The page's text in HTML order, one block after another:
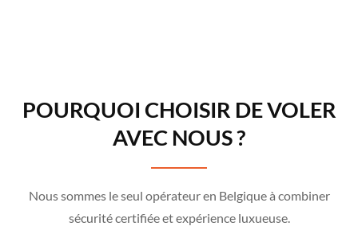
POURQUOI CHOISIR DE VOLER
AVEC NOUS ?
Nous sommes le seul opérateur en Belgique à combiner
sécurité certifiée et expérience luxueuse.